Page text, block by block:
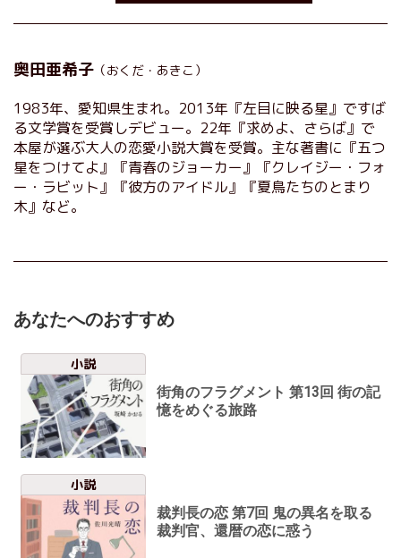
奥田亜希子 （おくだ・あきこ）
1983年、愛知県生まれ。2013年『左目に映る星』ですば
る文学賞を受賞しデビュー。22年『求めよ、さらば』で
本屋が選ぶ大人の恋愛小説大賞を受賞。主な著書に『五つ
星をつけてよ』『青春のジョーカー』『クレイジー・フォ
ー・ラビット』『彼方のアイドル』『夏鳥たちのとまり
木』など。
あなたへのおすすめ
小説
街角のフラグメント 第13回 街の記
憶をめぐる旅路
小説
裁判長の恋 第7回 鬼の異名を取る
裁判官、還暦の恋に惑う